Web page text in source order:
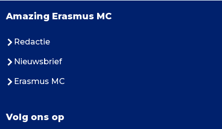
Amazing Erasmus MC
Redactie
Nieuwsbrief
Erasmus MC
Volg ons op